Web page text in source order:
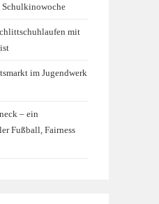
Schulkinowoche
mit
im Jugendwerk
– ein
Fußball, Fairness